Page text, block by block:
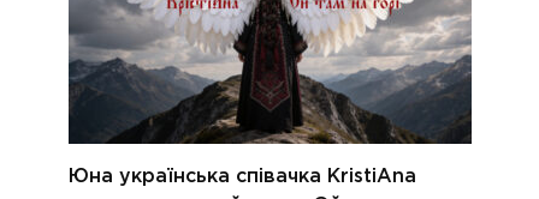
Юна українська співачка KristiAna